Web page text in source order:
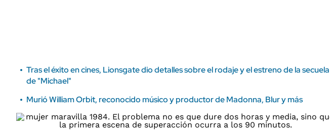
Tras el éxito en cines, Lionsgate dio detalles sobre el rodaje y el estreno de la secuela
de "Michael"
Murió William Orbit, reconocido músico y productor de Madonna, Blur y más